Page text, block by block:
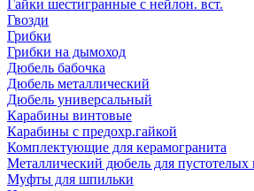
Гайки шестигранные с нейлон. вст.
Гвозди
Грибки
Грибки на дымоход
Дюбель бабочка
Дюбель металлический
Дюбель универсальный
Карабины винтовые
Карабины с предохр.гайкой
Комплектующие для керамогранита
Металлический дюбель для пустотелых
Муфты для шпильки